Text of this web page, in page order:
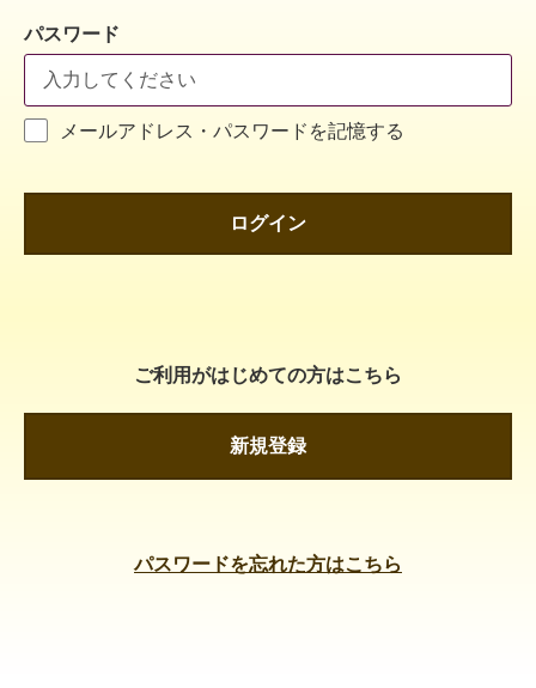
パスワード
メールアドレス・パスワードを記憶する
ログイン
ご利用がはじめての方はこちら
新規登録
パスワードを忘れた方はこちら